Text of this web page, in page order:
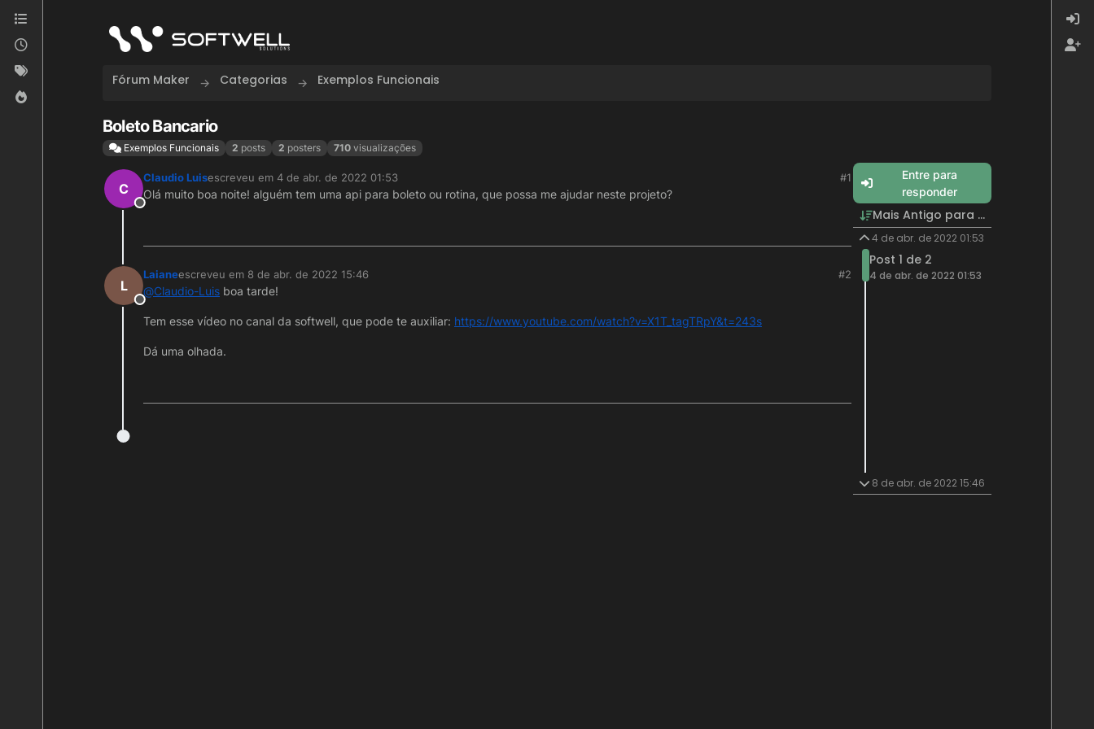
Skip to content
Fórum Maker Categorias Exemplos Funcionais
Boleto Bancario
Exemplos Funcionais 2 posts 2 posters 710 visualizações
C
Offline
Claudio Luisescreveu em 4 de abr. de 2022 01:53
última edição por
#1
Olá muito boa noite! alguém tem uma api para boleto ou rotina, que possa me ajudar neste projeto?
L
Offline
Laianeescreveu em 8 de abr. de 2022 15:46
última edição por
#2
@Claudio-Luis boa tarde!
Tem esse vídeo no canal da softwell, que pode te auxiliar: https://www.youtube.com/watch?v=X1T_tagTRpY&t=243s
Dá uma olhada.
Entre para
responder
Mais Antigo para Mais Recente
4 de abr. de 2022 01:53
Post 1 de 2
4 de abr. de 2022 01:53
8 de abr. de 2022 15:46